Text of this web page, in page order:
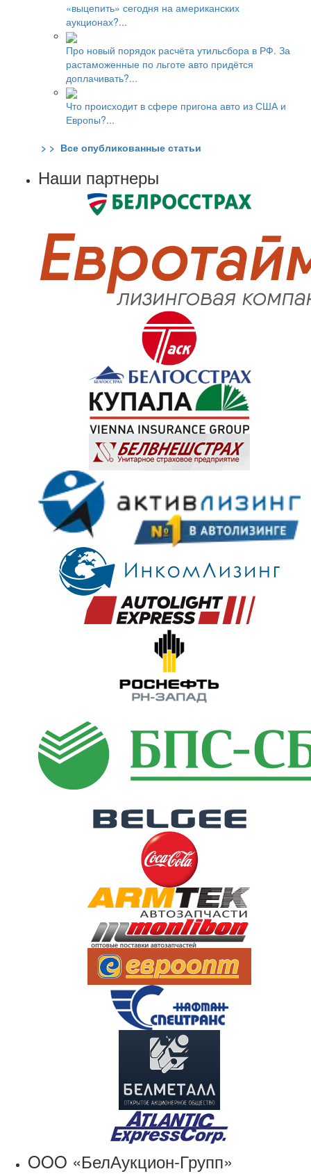
«выцепить» сегодня на американских
аукционах?...
Про новый порядок расчёта утильсбора в РФ. За
растаможенные по льготе авто придётся
доплачивать?...
Что происходит в сфере пригона авто из США и
Европы?...
> > Все опубликованные статьи
Наши партнеры
OOO «БелАукцион-Групп»